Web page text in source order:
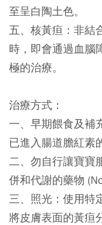
至呈白陶土色。
五、核黃疸：非結
時，即會通過血腦
極的治療。
治療方式：
一、早期餵食及補
已進入腸道膽紅素
二、勿自行讓寶寶
併和代謝的藥物
三、照光：使用特
將皮膚表面的黃疸